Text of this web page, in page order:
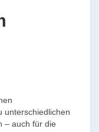
unterschiedlichen
– auch für die